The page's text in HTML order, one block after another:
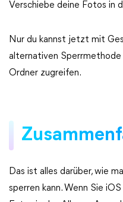
Verschiebe deine Fotos in
Nur du kannst jetzt mit
alternativen Sperrmethode
Ordner zugreifen.
Das ist alles darüber, wie
sperren kann. Wenn Sie